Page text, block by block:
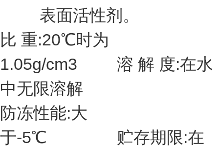
表面活性剂。
比 重:20℃时为
1.05g/cm3 溶 解 度:在水
中无限溶解
防冻性能:大
于-5℃ 贮存期限:在